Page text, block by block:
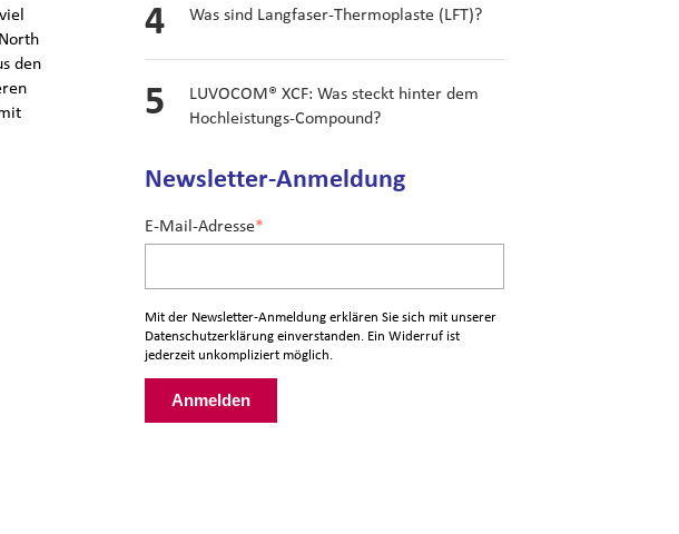
den
Was sind Langfaser-Thermoplaste (LFT)?
LUVOCOM® XCF: Was steckt hinter dem
Hochleistungs-Compound?
Newsletter-Anmeldung
E-Mail-Adresse*
Mit der Newsletter-Anmeldung erklären Sie sich mit unserer
Datenschutzerklärungeinverstanden. Ein Widerruf ist
jederzeit unkompliziert möglich.